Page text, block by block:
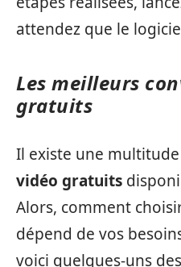
attendez que le
Les meilleurs
gratuits
Il existe une
vidéo gratuits
Alors, comment
dépend de vos
voici quelques-uns